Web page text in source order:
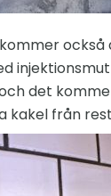
också
det
kakel från